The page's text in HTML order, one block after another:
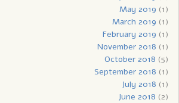
May 2019 (1)
March 2019 (1)
February 2019 (1)
November 2018 (1)
October 2018 (5)
September 2018 (1)
July 2018 (1)
June 2018 (2)